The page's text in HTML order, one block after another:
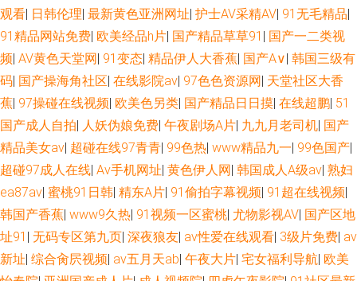
观看| 日韩伦理| 最新黄色亚洲网址| 护士AV采精AV| 91无毛精品|
91精品网站免费| 欧美经品h片| 国产精品草草91 | 国产一二类视
频| AV黄色天堂网| 91变态| 精品伊人大香蕉| 国产A∨| 韩国三级有
码| 国产操海角社区| 在线影院av| 97色色资源网| 天堂社区大香
蕉| 97操碰在线视频| 欧美色另类| 国产精品日日摸| 在线超鹏| 51
国产成人自拍| 人妖伪娘免费| 午夜剧场A片| 九九月老司机| 国产
精品美女av| 超碰在线97青青| 99色热| www精品九一| 99色国产|
超碰97成人在线| Av手机网址| 黄色伊人网| 韩国成人A级av| 熟妇
ea87av| 蜜桃91日韩| 精东A片| 91偷拍字幕视频| 91超在线视频|
韩国产香蕉| www9久热| 91视频一区蜜桃| 尤物影视AV| 国产区地
址91 | 无码专区第九页| 深夜狼友| av性爱在线观看| 3级片免费| av
新址| 综合肏屄视频| av五月天ab| 午夜大片| 宅女福利导航| 欧美